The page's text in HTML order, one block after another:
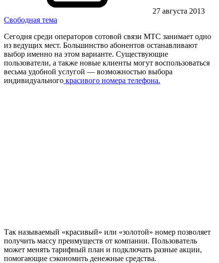
27 августа 2013
Свободная тема
Сегодня среди операторов сотовой связи МТС занимает одно
из ведущих мест. Большинство абонентов останавливают
выбор именно на этом варианте. Существующие
пользователи, а также новые клиенты могут воспользоваться
весьма удобной услугой — возможностью выбора
индивидуального красивого номера телефона.
Так называемый «красивый» или «золотой» номер позволяет
получить массу преимуществ от компании. Пользователь
может менять тарифный план и подключать разные акции,
помогающие сэкономить денежные средства.